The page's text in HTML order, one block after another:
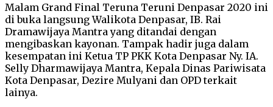
Malam Grand Final Teruna Teruni Denpasar 2020 ini
di buka langsung Walikota Denpasar, IB. Rai
Dramawijaya Mantra yang ditandai dengan
mengibaskan kayonan. Tampak hadir juga dalam
kesempatan ini Ketua TP PKK Kota Denpasar Ny. IA.
Selly Dharmawijaya Mantra, Kepala Dinas Pariwisata
Kota Denpasar, Dezire Mulyani dan OPD terkait
lainya.